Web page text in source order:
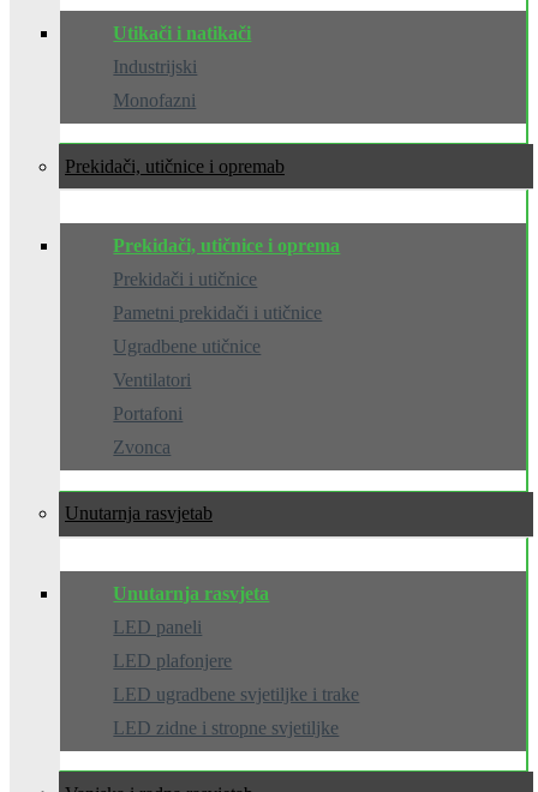
Utikači i natikači
Industrijski
Monofazni
Prekidači, utičnice i oprema
Prekidači, utičnice i oprema
Prekidači i utičnice
Pametni prekidači i utičnice
Ugradbene utičnice
Ventilatori
Portafoni
Zvonca
Unutarnja rasvjeta
Unutarnja rasvjeta
LED paneli
LED plafonjere
LED ugradbene svjetiljke i trake
LED zidne i stropne svjetiljke